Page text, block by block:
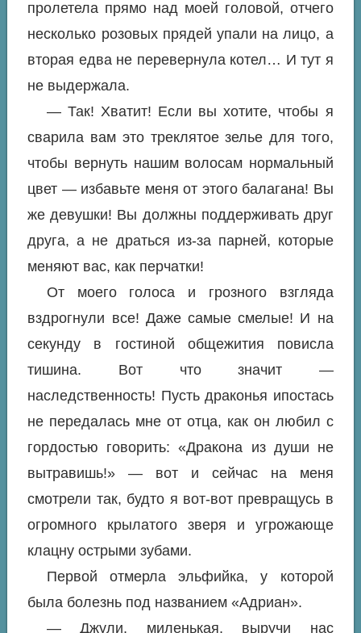
пролетела прямо над моей головой, отчего
несколько розовых прядей упали на лицо, а
вторая едва не перевернула котел… И тут я
не выдержала.
— Так! Хватит! Если вы хотите, чтобы я
сварила вам это треклятое зелье для того,
чтобы вернуть нашим волосам нормальный
цвет — избавьте меня от этого балагана! Вы
же девушки! Вы должны поддерживать друг
друга, а не драться из-за парней, которые
меняют вас, как перчатки!
От моего голоса и грозного взгляда
вздрогнули все! Даже самые смелые! И на
секунду в гостиной общежития повисла
тишина. Вот что значит —
наследственность! Пусть драконья ипостась
не передалась мне от отца, как он любил с
гордостью говорить: «Дракона из души не
вытравишь!» — вот и сейчас на меня
смотрели так, будто я вот-вот превращусь в
огромного крылатого зверя и угрожающе
клацну острыми зубами.
Первой отмерла эльфийка, у которой
была болезнь под названием «Адриан».
— Джули, миленькая, выручи нас